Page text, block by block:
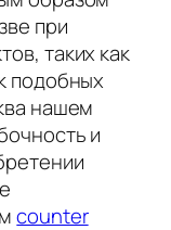
при
таких как
подобных
нашем
и
counter